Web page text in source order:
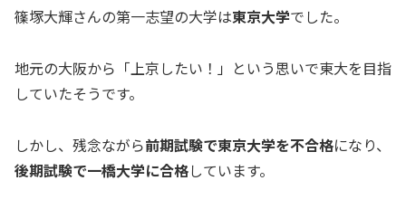
篠塚大輝さんの第一志望の大学は東京大学でした。
地元の大阪から「上京したい！」という思いで東大を目指
していたそうです。
しかし、残念ながら前期試験で東京大学を不合格になり、
後期試験で一橋大学に合格しています。